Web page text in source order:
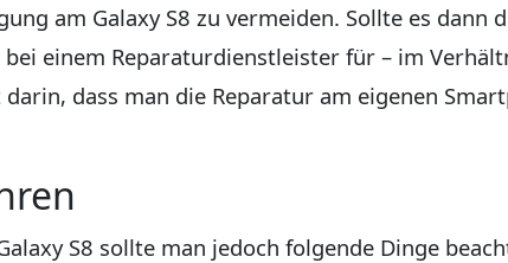
am Galaxy S8 zu vermeiden. Sollte es dann
einem Reparaturdienstleister für – im
dass man die Reparatur am eigenen
S8 sollte man jedoch folgende Dinge